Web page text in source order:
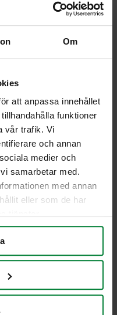
Om
att anpassa innehållet
funktioner
vår trafik. Vi
och annan
medier och
samarbetar med.
med annan
eller som de har